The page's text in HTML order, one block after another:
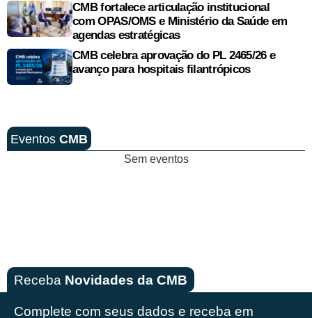
CMB fortalece articulação institucional
com OPAS/OMS e Ministério da Saúde em
agendas estratégicas
CMB celebra aprovação do PL 2465/26 e
avanço para hospitais filantrópicos
Eventos CMB
Sem eventos
Receba Novidades da CMB
Complete com seus dados e receba em